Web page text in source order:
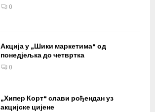
0
Акција у „Шики маркетима“ од
понедјељка до четвртка
0
„Хипер Корт“ слави рођендан уз
акцијске цијене